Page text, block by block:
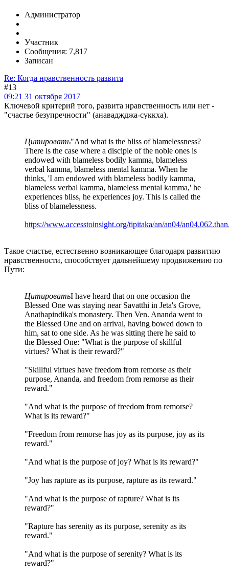
Администратор
Участник
Сообщения: 7,817
Записан
Re: Когда нравственность развита
#13
09:21 31 октября 2017
Ключевой критерий того, развита нравственность или нет -
"счастье безупречности" (анаваджджа-суккха).
Цитировать"And what is the bliss of blamelessness?
There is the case where a disciple of the noble ones is
endowed with blameless bodily kamma, blameless
verbal kamma, blameless mental kamma. When he
thinks, 'I am endowed with blameless bodily kamma,
blameless verbal kamma, blameless mental kamma,' he
experiences bliss, he experiences joy. This is called the
bliss of blamelessness.
https://www.accesstoinsight.org/tipitaka/an/an04/
Такое счастье, естественно возникающее благодаря развитию
нравственности, способствует дальнейшему продвижению по
Пути:
ЦитироватьI have heard that on one occasion the
Blessed One was staying near Savatthi in Jeta's Grove,
Anathapindika's monastery. Then Ven. Ananda went to
the Blessed One and on arrival, having bowed down to
him, sat to one side. As he was sitting there he said to
the Blessed One: "What is the purpose of skillful
virtues? What is their reward?"
"Skillful virtues have freedom from remorse as their
purpose, Ananda, and freedom from remorse as their
reward."
"And what is the purpose of freedom from remorse?
What is its reward?"
"Freedom from remorse has joy as its purpose, joy as its
reward."
"And what is the purpose of joy? What is its reward?"
"Joy has rapture as its purpose, rapture as its reward."
"And what is the purpose of rapture? What is its
reward?"
"Rapture has serenity as its purpose, serenity as its
reward."
"And what is the purpose of serenity? What is its
reward?"